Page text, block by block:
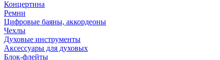
Концертина
Ремни
Цифровые баяны, аккордеоны
Чехлы
Духовые инструменты
Аксессуары для духовых
Блок-флейты